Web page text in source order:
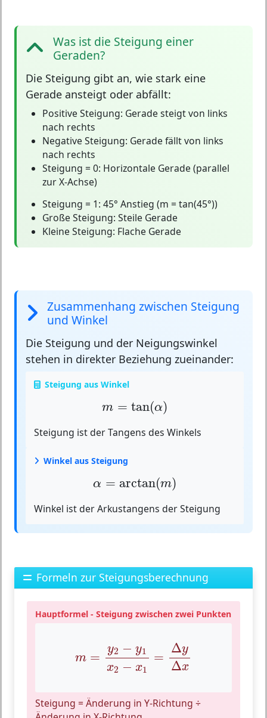
Was ist die Steigung einer
Geraden?
Die Steigung gibt an, wie stark eine
Gerade ansteigt oder abfällt:
Positive Steigung: Gerade steigt von links
nach rechts
Negative Steigung: Gerade fällt von links
nach rechts
Steigung = 0: Horizontale Gerade (parallel
zur X-Achse)
Steigung = 1: 45° Anstieg (m = tan(45°))
Große Steigung: Steile Gerade
Kleine Steigung: Flache Gerade
Zusammenhang zwischen Steigung
und Winkel
Die Steigung und der Neigungswinkel
stehen in direkter Beziehung zueinander:
Steigung aus Winkel
m = tan(α)
m tan(α)
Steigung ist der Tangens des Winkels
Winkel aus Steigung
α = arctan(m)
α arctan(m)
Winkel ist der Arkustangens der Steigung
Formeln zur Steigungsberechnung
Hauptformel - Steigung zwischen zwei Punkten
m =
y2 − y1
x2 − x1
=
Δy
Δx
2− x2 =Δy
Steigung = Änderung in Y-Richtung ÷